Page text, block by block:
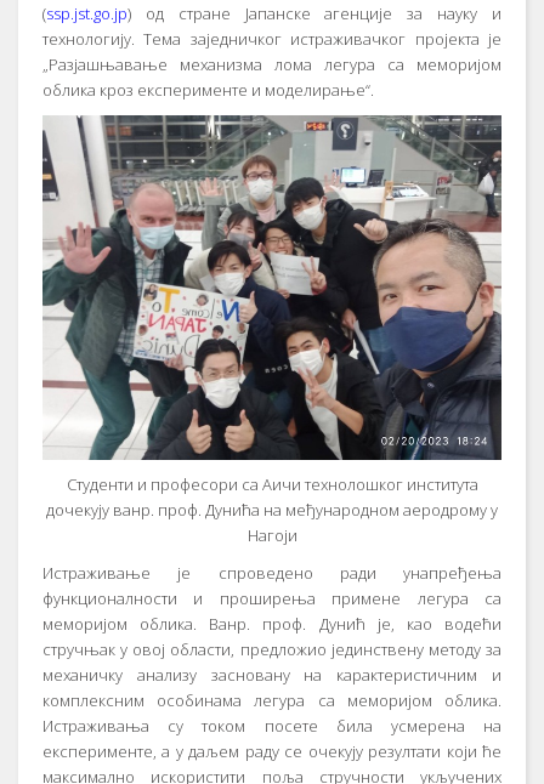
(ssp.jst.go.jp) од стране Јапанске агенције за науку и
технологију. Тема заједничког истраживачког пројекта је
„Разјашњавање механизма лома легура са меморијом
облика кроз експерименте и моделирање“.
Студенти и професори са Аичи технолошког института
дочекују ванр. проф. Дунића на међународном аеродрому у
Нагоји
Истраживање је спроведено ради унапређења
функционалности и проширења примене легура са
меморијом облика. Ванр. проф. Дунић је, као водећи
стручњак у овој области, предложио јединствену методу за
механичку анализу засновану на карактеристичним и
комплексним особинама легура са меморијом облика.
Истраживања су током посете била усмерена на
експерименте, а у даљем раду се очекују резултати који ће
максимално искористити поља стручности укључених